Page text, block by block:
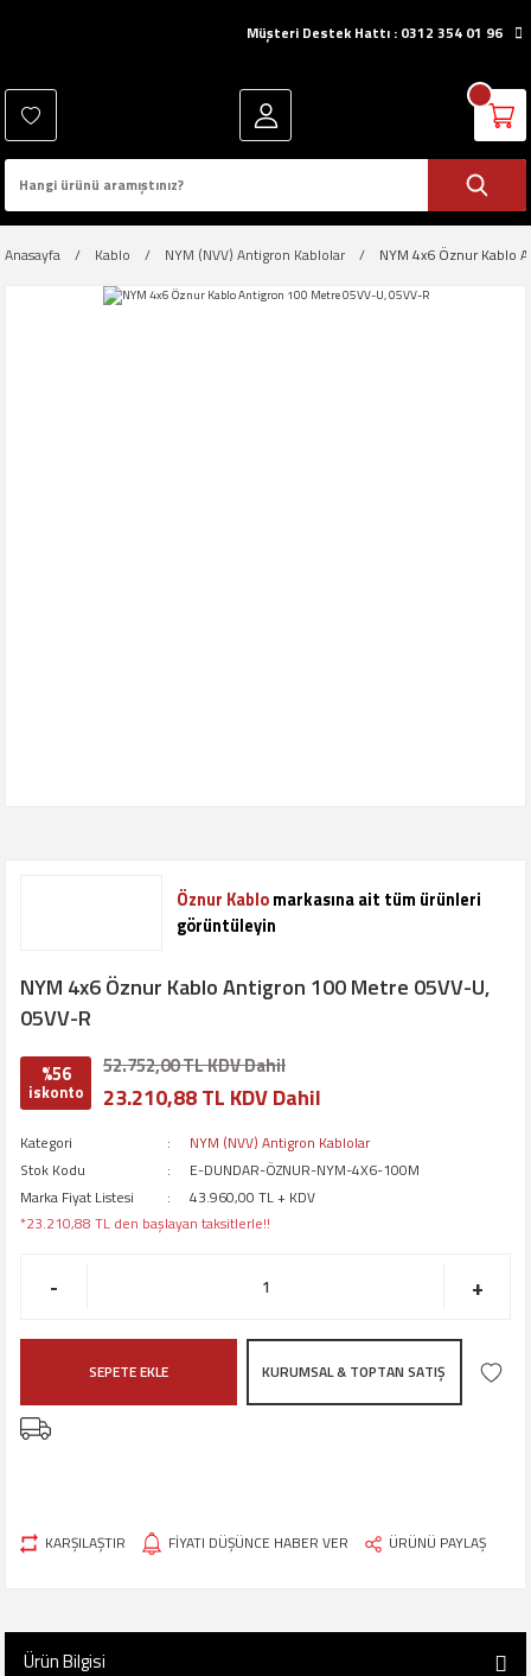
Müşteri Destek Hattı : 0312 354 01 96
Anasayfa Kablo NYM (NVV) Antigron Kablolar NYM 4x6 Öznur Kablo
Öznur Kablomarkasına ait tüm ürünleri
görüntüleyin
NYM 4x6 Öznur Kablo Antigron 100 Metre 05VV-U,
05VV-R
%56
iskonto
52.752,00 TL KDV Dahil
23.210,88 TL KDV Dahil
Kategori
NYM (NVV) Antigron Kablolar
Stok Kodu
E-DUNDAR-ÖZNUR-NYM-4X6-100M
Marka Fiyat Listesi
43.960,00 TL + KDV
*23.210,88 TL den başlayan taksitlerle!!
- +
SEPETE EKLE KURUMSAL & TOPTAN SATIŞ
KARŞILAŞTIR FİYATI DÜŞÜNCE HABER VER ÜRÜNÜ PAYLAŞ
Ürün Bilgisi